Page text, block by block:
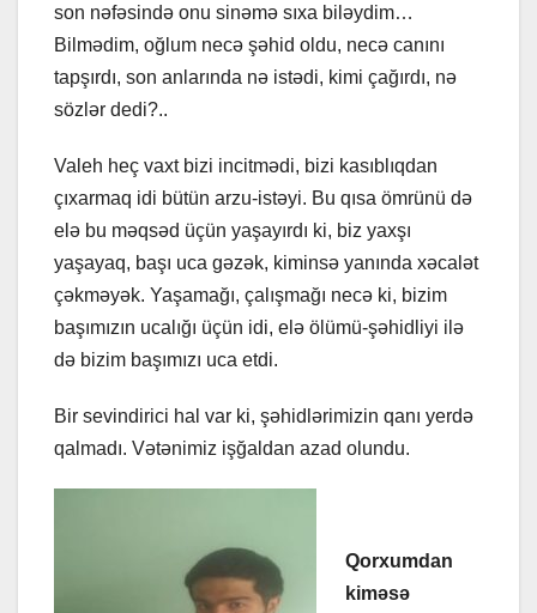
son nəfəsində onu sinəmə sıxa biləydim…
Bilmədim, oğlum necə şəhid oldu, necə canını
tapşırdı, son anlarında nə istədi, kimi çağırdı, nə
sözlər dedi?..
Valeh heç vaxt bizi incitmədi, bizi kasıblıqdan
çıxarmaq idi bütün arzu-istəyi. Bu qısa ömrünü də
elə bu məqsəd üçün yaşayırdı ki, biz yaxşı
yaşayaq, başı uca gəzək, kiminsə yanında xəcalət
çəkməyək. Yaşamağı, çalışmağı necə ki, bizim
başımızın ucalığı üçün idi, elə ölümü-şəhidliyi ilə
də bizim başımızı uca etdi.
Bir sevindirici hal var ki, şəhidlərimizin qanı yerdə
qalmadı. Vətənimiz işğaldan azad olundu.
Qorxumdan
kiməsə